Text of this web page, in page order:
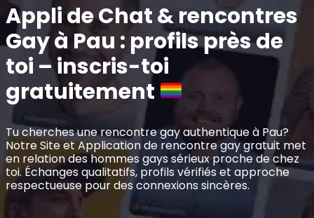
Appli de Chat & rencontres
Gay à Pau : profils près de
toi – inscris-toi
gratuitement
Tu cherches une rencontre gay authentique à Pau?
Notre Site et Application de rencontre gay gratuit met
en relation des hommes gays sérieux proche de chez
toi. Échanges qualitatifs, profils vérifiés et approche
respectueuse pour des connexions sincères.